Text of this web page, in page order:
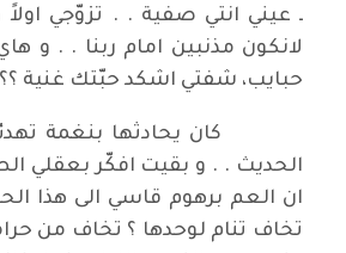
ـ عيني انتي صفية . . تزوّجي اولاً
لانكون مذنبين امام ربنا . . و
حبايب، شفتي اشكد حبّتك غنية ؟؟
كان يحادثها بنغمة
الحديث . . و بقيت افكّر بعقلي
ان العم برهوم قاسي الى هذا
تخاف تنام لوحدها ؟ تخاف من